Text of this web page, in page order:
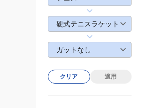
硬式テニスラケット
ガットなし
クリア 適用